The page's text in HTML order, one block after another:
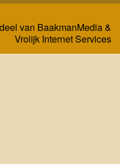
van BaakmanMedia&
Vrolijk Internet Services